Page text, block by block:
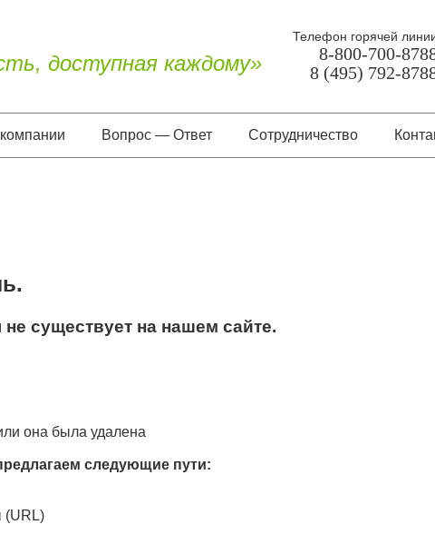
доступная каждому»
Телефон горячей
8-800-700-
8 (495) 792-
Вопрос — Ответ Сотрудничество
существует на нашем сайте.
она была удалена
следующие пути:
(URL)